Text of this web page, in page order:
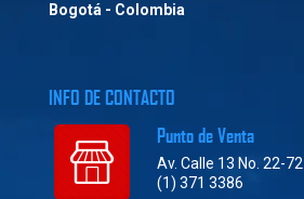
Bogotá - Colombia
INFO DE CONTACTO
Punto de Venta
Av. Calle 13 No. 22-72
(1) 371 3386